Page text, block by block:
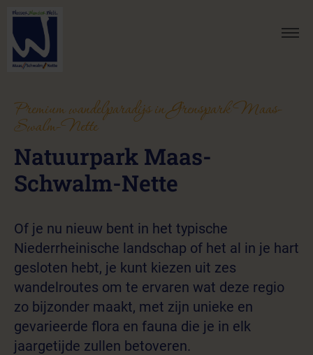
Premium wandelparadijs in Grenspark Maas-
Swalm-Nette
Natuurpark Maas-
Schwalm-Nette
Of je nu nieuw bent in het typische
Niederrheinische landschap of het al in je hart
gesloten hebt, je kunt kiezen uit zes
wandelroutes om te ervaren wat deze regio
zo bijzonder maakt, met zijn unieke en
gevarieerde flora en fauna die je in elk
jaargetijde zullen betoveren.